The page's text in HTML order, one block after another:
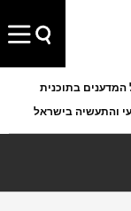
בתוכנית
והתעשיה בישראל